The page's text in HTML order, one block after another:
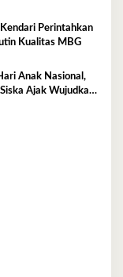
Perintahkan
Kualitas MBG
Anak Nasional,
Ajak Wujudkan